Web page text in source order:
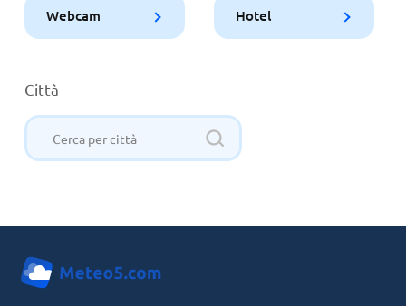
Webcam Hotel
Città